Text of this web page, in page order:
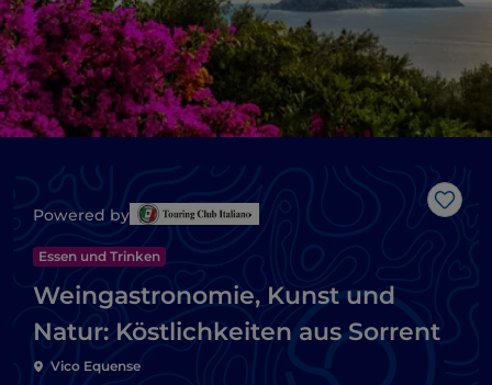
Like
Powered by
Essen und Trinken
Weingastronomie, Kunst und
Natur: Köstlichkeiten aus Sorrent
Vico Equense